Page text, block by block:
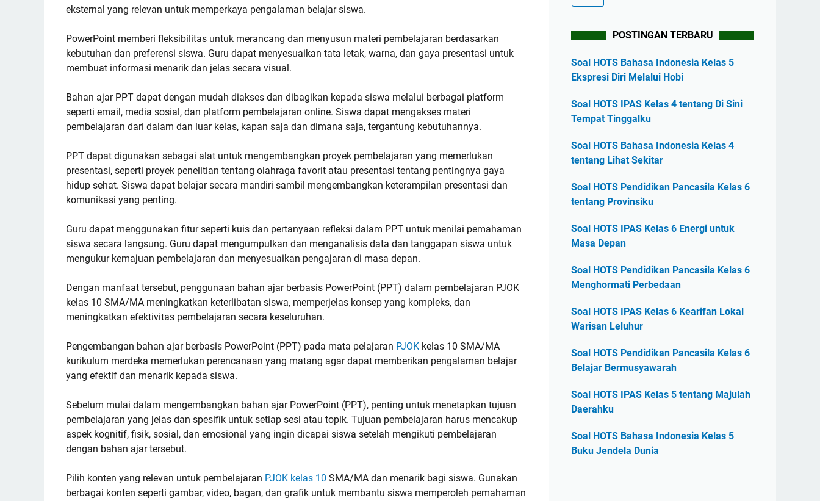
eksternal yang relevan untuk memperkaya pengalaman belajar siswa.
PowerPoint memberi fleksibilitas untuk merancang dan menyusun materi pembelajaran berdasarkan
kebutuhan dan preferensi siswa. Guru dapat menyesuaikan tata letak, warna, dan gaya presentasi untuk
membuat informasi menarik dan jelas secara visual.
Bahan ajar PPT dapat dengan mudah diakses dan dibagikan kepada siswa melalui berbagai platform
seperti email, media sosial, dan platform pembelajaran online. Siswa dapat mengakses materi
pembelajaran dari dalam dan luar kelas, kapan saja dan dimana saja, tergantung kebutuhannya.
PPT dapat digunakan sebagai alat untuk mengembangkan proyek pembelajaran yang memerlukan
presentasi, seperti proyek penelitian tentang olahraga favorit atau presentasi tentang pentingnya gaya
hidup sehat. Siswa dapat belajar secara mandiri sambil mengembangkan keterampilan presentasi dan
komunikasi yang penting.
Guru dapat menggunakan fitur seperti kuis dan pertanyaan refleksi dalam PPT untuk menilai pemahaman
siswa secara langsung. Guru dapat mengumpulkan dan menganalisis data dan tanggapan siswa untuk
mengukur kemajuan pembelajaran dan menyesuaikan pengajaran di masa depan.
Dengan manfaat tersebut, penggunaan bahan ajar berbasis PowerPoint (PPT) dalam pembelajaran PJOK
kelas 10 SMA/MA meningkatkan keterlibatan siswa, memperjelas konsep yang kompleks, dan
meningkatkan efektivitas pembelajaran secara keseluruhan.
Pengembangan bahan ajar berbasis PowerPoint (PPT) pada mata pelajaran PJOK kelas 10 SMA/MA
kurikulum merdeka memerlukan perencanaan yang matang agar dapat memberikan pengalaman belajar
yang efektif dan menarik kepada siswa.
Sebelum mulai dalam mengembangkan bahan ajar PowerPoint (PPT), penting untuk menetapkan tujuan
pembelajaran yang jelas dan spesifik untuk setiap sesi atau topik. Tujuan pembelajaran harus mencakup
aspek kognitif, fisik, sosial, dan emosional yang ingin dicapai siswa setelah mengikuti pembelajaran
dengan bahan ajar tersebut.
Pilih konten yang relevan untuk pembelajaran PJOK kelas 10 SMA/MA dan menarik bagi siswa. Gunakan
berbagai konten seperti gambar, video, bagan, dan grafik untuk membantu siswa memperoleh pemahaman
POSTINGAN TERBARU
Soal HOTS Bahasa Indonesia Kelas 5
Ekspresi Diri Melalui Hobi
Soal HOTS IPAS Kelas 4 tentang Di Sini
Tempat Tinggalku
Soal HOTS Bahasa Indonesia Kelas 4
tentang Lihat Sekitar
Soal HOTS Pendidikan Pancasila Kelas 6
tentang Provinsiku
Soal HOTS IPAS Kelas 6 Energi untuk
Masa Depan
Soal HOTS Pendidikan Pancasila Kelas 6
Menghormati Perbedaan
Soal HOTS IPAS Kelas 6 Kearifan Lokal
Warisan Leluhur
Soal HOTS Pendidikan Pancasila Kelas 6
Belajar Bermusyawarah
Soal HOTS IPAS Kelas 5 tentang Majulah
Daerahku
Soal HOTS Bahasa Indonesia Kelas 5
Buku Jendela Dunia